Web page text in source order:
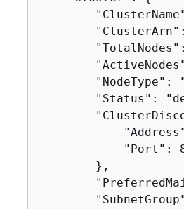
"NodeType":
"Status":
"Port":
        },